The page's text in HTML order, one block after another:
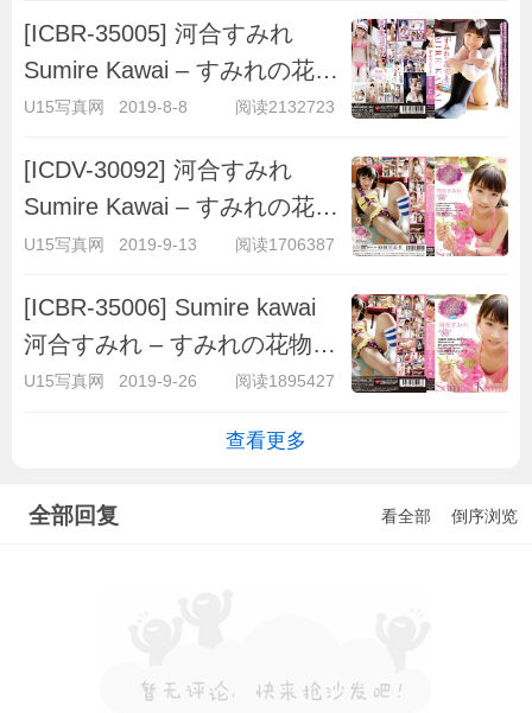
[ICBR-35005] 河合すみれ
Sumire Kawai – すみれの花言
葉
U15写真网 2019-8-8 阅读2132723
[ICDV-30092] 河合すみれ
Sumire Kawai – すみれの花物
語
U15写真网 2019-9-13 阅读1706387
[ICBR-35006] Sumire kawai
河合すみれ – すみれの花物語
Blu-ray [MP4/4.48GB]
U15写真网 2019-9-26 阅读1895427
查看更多
全部回复 看全部 倒序浏览